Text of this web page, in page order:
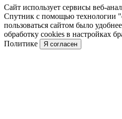
Сайт использует сервисы веб-
Спутник с помощью технологии
пользоваться сайтом было
обработку cookies в настройках
Политике
Я согласен